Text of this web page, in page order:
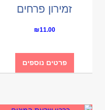
זמירון פרחים
₪11.00
פרטים נוספים